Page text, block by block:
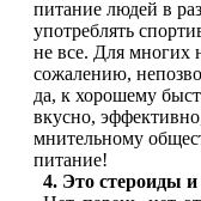
Здоровая печень
Здоровье костей
Зрение
питание людей в
употреблять
не все. Для многих
сожалению,
да, к хорошему
вкусно,
мнительному
питание!
4. Это стероиды